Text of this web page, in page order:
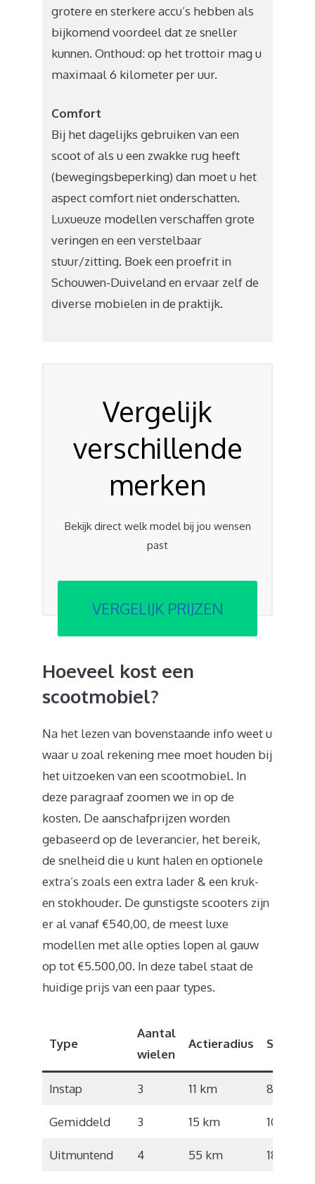
grotere en sterkere accu’s hebben als
bijkomend voordeel dat ze sneller
kunnen. Onthoud: op het trottoir mag u
maximaal 6 kilometer per uur.
Comfort
Bij het dagelijks gebruiken van een
scoot of als u een zwakke rug heeft
(bewegingsbeperking) dan moet u het
aspect comfort niet onderschatten.
Luxueuze modellen verschaffen grote
veringen en een verstelbaar
stuur/zitting. Boek een proefrit in
Schouwen-Duiveland en ervaar zelf de
diverse mobielen in de praktijk.
Vergelijk
verschillende
merken
Bekijk direct welk model bij jou wensen
past
VERGELIJK PRIJZEN
Hoeveel kost een
scootmobiel?
Na het lezen van bovenstaande info weet u
waar u zoal rekening mee moet houden bij
het uitzoeken van een scootmobiel. In
deze paragraaf zoomen we in op de
kosten. De aanschafprijzen worden
gebaseerd op de leverancier, het bereik,
de snelheid die u kunt halen en optionele
extra’s zoals een extra lader & een kruk-
en stokhouder. De gunstigste scooters zijn
er al vanaf €540,00, de meest luxe
modellen met alle opties lopen al gauw
op tot €5.500,00. In deze tabel staat de
huidige prijs van een paar types.
Type
Aantal
wielen
Actieradius
Instap 3 11 km 8 km/u
Gemiddeld 3 15 km 10 km/u
Uitmuntend 4 55 km 18 km/u